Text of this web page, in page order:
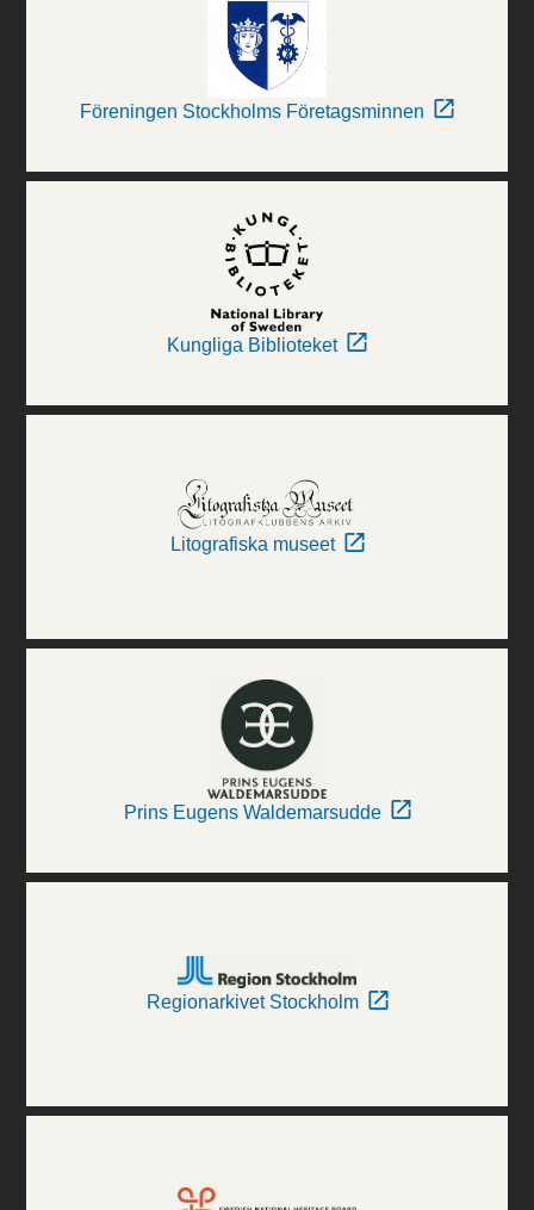
Föreningen Stockholms Företagsminnen
Kungliga Biblioteket
Litografiska museet
Prins Eugens Waldemarsudde
Regionarkivet Stockholm